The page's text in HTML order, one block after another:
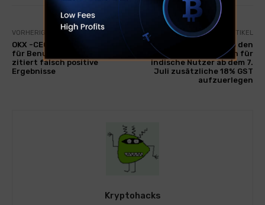
VORHERIGER ARTIKEL
OKX -CEO entschuldigt sich
für Benutzerausschüsse,
zitiert falsch positive
Ergebnisse
NÄCHSTER ARTIKEL
Bybit, um den
Handelsgebühren für
indische Nutzer ab dem 7.
Juli zusätzliche 18% GST
aufzuerlegen
Kryptohacks